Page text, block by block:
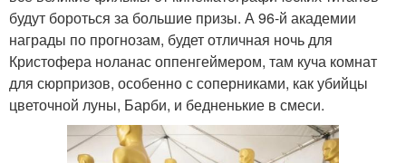
будут бороться за большие призы. А 96-й академии
награды по прогнозам, будет отличная ночь для
Кристофера ноланас оппенгеймером, там куча комнат
для сюрпризов, особенно с соперниками, как убийцы
цветочной луны, Барби, и бедненькие в смеси.